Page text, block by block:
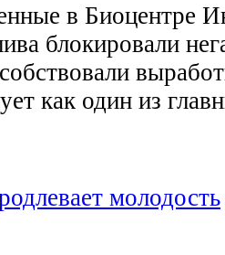
в Биоцентре
блокировали
как один из
молодость